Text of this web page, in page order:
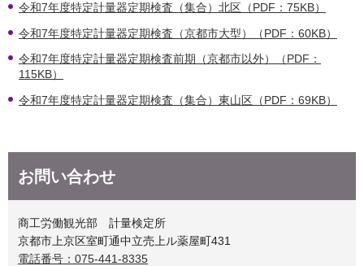
令和7年度特定計量器定期検査（集合）北区（PDF：75KB）
令和7年度特定計量器定期検査（京都市大型）（PDF：60KB）
令和7年度特定計量器定期検査前期（京都市以外）（PDF：
115KB）
令和7年度特定計量器定期検査（集合）東山区（PDF：69KB）
お問い合わせ
商工労働観光部 計量検定所
京都市上京区室町通中立売上ル薬屋町431
電話番号：075-441-8335